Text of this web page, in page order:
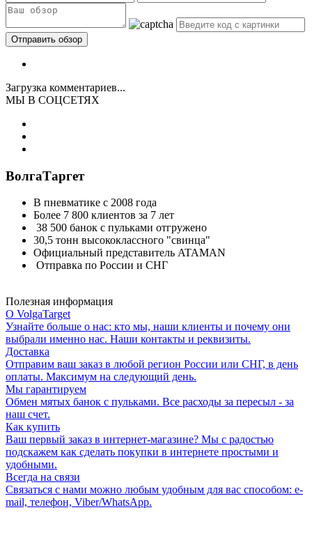
Загрузка комментариев...
МЫ В СОЦСЕТЯХ
ВолгаТаргет
В пневматике с 2008 года
Более 7 800 клиентов за 7 лет
38 500 банок с пульками отгружено
30,5 тонн высококлассного "свинца"
Официальный представитель ATAMAN
Отправка по России и СНГ
Полезная информация
О VolgaTarget
Узнайте больше о нас: кто мы, наши клиенты и почему они
выбрали именно нас. Наши контакты и реквизиты.
Доставка
Отправим ваш заказ в любой регион России или СНГ, в день
оплаты. Максимум на следующий день.
Мы гарантируем
Обмен мятых банок с пульками. Все расходы за пересыл - за
наш счет.
Как купить
Ваш первый заказ в интернет-магазине? Мы с радостью
подскажем как сделать покупки в интернете простыми и
удобными.
Всегда на связи
Связаться с нами можно любым удобным для вас способом: e-
mail, телефон, Viber/WhatsApp.